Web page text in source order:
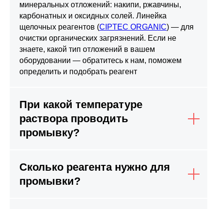
минеральных отложений: накипи, ржавчины,
карбонатных и оксидных солей. Линейка
щелочных реагентов (CIPTEC ORGANIC) — для
очистки органических загрязнений. Если не
знаете, какой тип отложений в вашем
оборудовании — обратитесь к нам, поможем
определить и подобрать реагент
При какой температуре
раствора проводить
промывку?
Сколько реагента нужно для
промывки?